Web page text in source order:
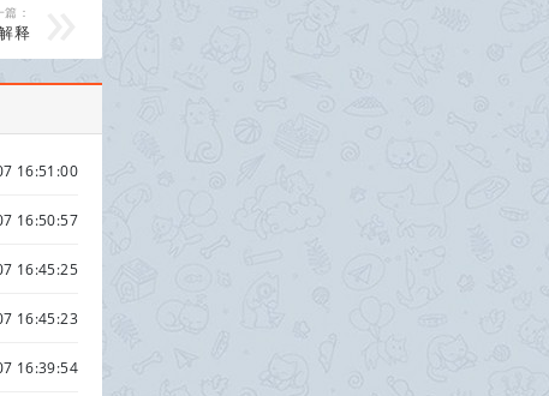
：
释
16:51:00
16:50:57
16:45:25
16:45:23
16:39:54